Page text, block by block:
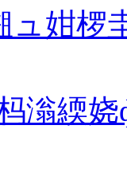
ュ姏椤
滃緛